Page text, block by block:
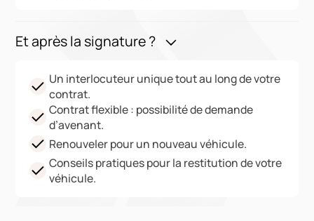
Et après la signature ?
Un interlocuteur unique tout au long de votre
contrat.
Contrat flexible : possibilité de demande
d’avenant.
Renouveler pour un nouveau véhicule.
Conseils pratiques pour la restitution de votre
véhicule.